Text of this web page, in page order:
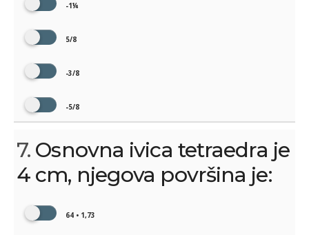
-1¼
5/8
-3/8
-5/8
7. Osnovna ivica tetraedra je
4 cm, njegova površina je:
64 • 1,73